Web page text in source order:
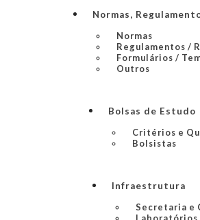
Normas,
Normas
Regulamentos /
Formulários /
Outros
Bolsas de Estudo
Critérios e
Bolsistas
Infraestrutura
Secretaria e